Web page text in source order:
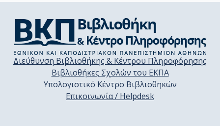
Διεύθυνση Βιβλιοθήκης & Κέντρου Πληροφόρησης
Βιβλιοθήκες Σχολών του ΕΚΠΑ
Υπολογιστικό Κέντρο Βιβλιοθηκών
Επικοινωνία / Helpdesk